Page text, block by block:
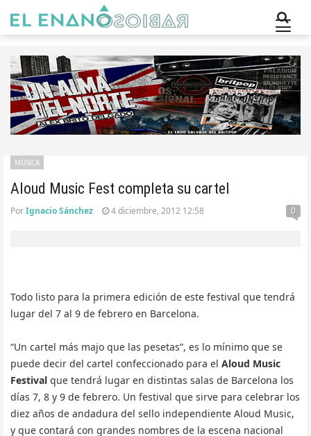
Aloud Music Fest completa su cartel
MÚSICA
PorIgnacio Sánchez 4 diciembre, 2012 12:58 0
Todo listo para la primera edición de este festival que tendrá
lugar del 7 al 9 de febrero en Barcelona.
“Un cartel más majo que las pesetas”, es lo mínimo que se
puede decir del cartel confeccionado para el Aloud Music
Festival que tendrá lugar en distintas salas de Barcelona los
días 7, 8 y 9 de febrero. Un festival que sirve para celebrar los
diez años de andadura del sello independiente Aloud Music,
y que contará con grandes nombres de la escena nacional